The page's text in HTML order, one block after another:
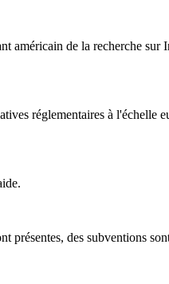
américain de la recherche
réglementaires à
présentes, des subventions